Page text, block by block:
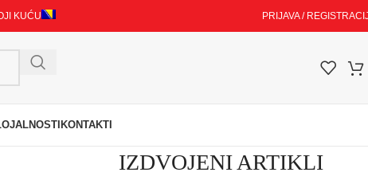
KUĆU PRIJAVA /
KONTAKTI
IZDVOJENI ARTIKLI